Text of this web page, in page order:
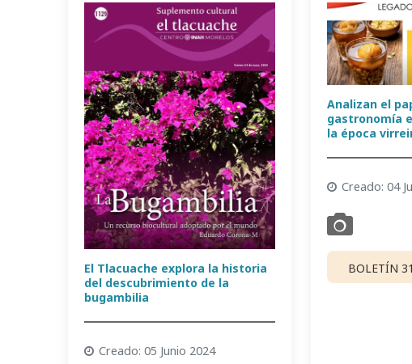
El Tlacuache explora la historia
del descubrimiento de la
bugambilia
Creado: 05 Junio 2024
Analizan el
gastronomía
la época
Creado: 04
BOLETÍN